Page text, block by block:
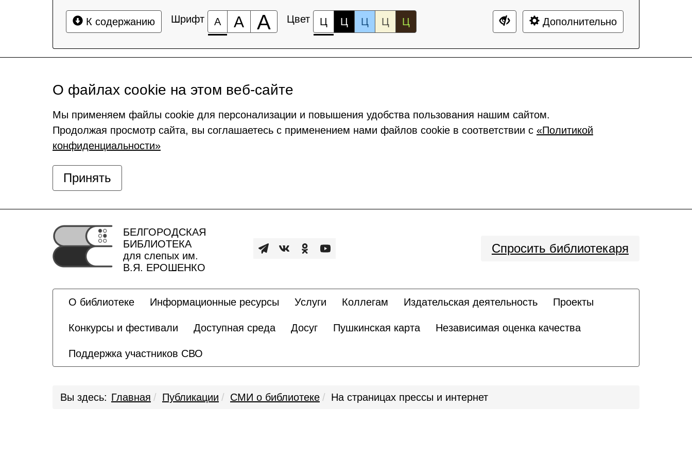
К содержанию Шрифт А А А Цвет Ц Ц Ц Ц Ц Дополнительно
О файлах cookie на этом веб-сайте
Мы применяем файлы cookie для персонализации и повышения удобства пользования нашим сайтом.
Продолжая просмотр сайта, вы соглашаетесь с применением нами файлов cookie в соответствии с «Политикой
конфиденциальности»
Принять
БЕЛГОРОДСКАЯ
БИБЛИОТЕКА
для слепых им.
В.Я. ЕРОШЕНКО
Спросить библиотекаря
О библиотеке Информационные ресурсы Услуги Коллегам Издательская деятельность Проекты
Конкурсы и фестивали Доступная среда Досуг Пушкинская карта Независимая оценка качества
Поддержка участников СВО
Вы здесь: Главная Публикации СМИ о библиотеке На страницах прессы и интернет